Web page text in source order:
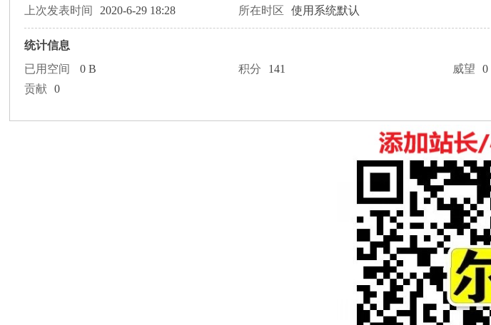
上次发表时间
2020-6-29 18:28 所在时区 使用系统默认
统计信息
已用空间
0 B 积分 141 威望 0
贡献
0